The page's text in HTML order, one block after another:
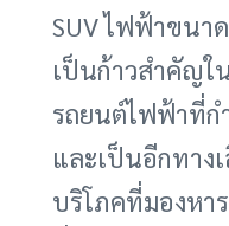
SUV ไฟฟ้าขนา
เป็นก้าวสำคัญใ
รถยนต์ไฟฟ้าที่ก
และเป็นอีกทาง
บริโภคที่มองหา